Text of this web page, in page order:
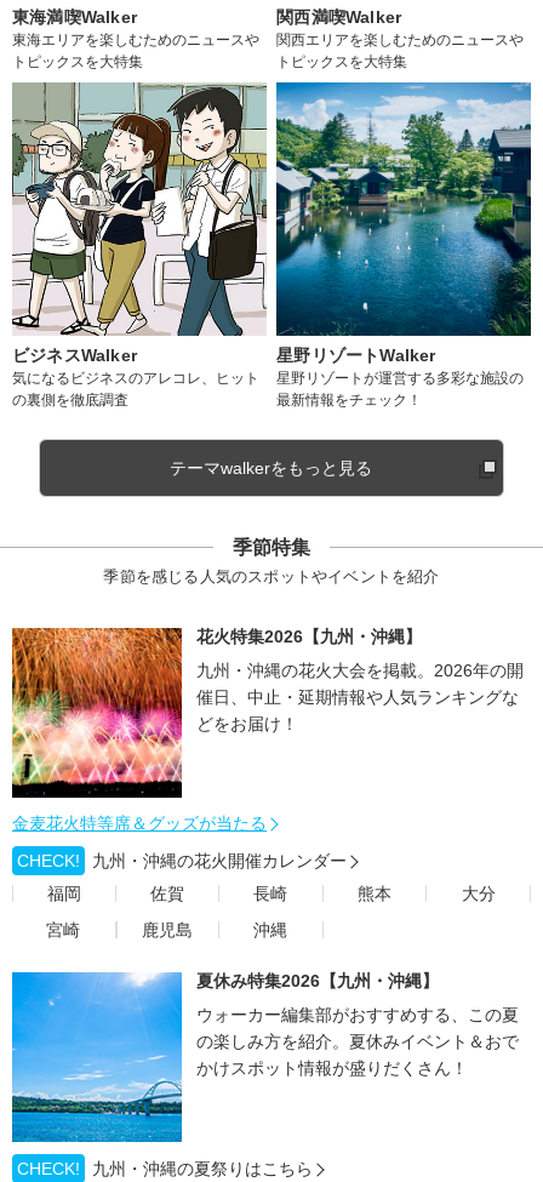
東海満喫Walker
東海エリアを楽しむためのニュースや
トピックスを大特集
関西満喫Walker
関西エリアを楽しむためのニュースや
トピックスを大特集
ビジネスWalker
気になるビジネスのアレコレ、ヒット
の裏側を徹底調査
星野リゾートWalker
星野リゾートが運営する多彩な施設の
最新情報をチェック！
テーマwalkerをもっと見る
季節特集
季節を感じる人気のスポットやイベントを紹介
花火特集2026【九州・沖縄】
九州・沖縄の花火大会を掲載。2026年の開
催日、中止・延期情報や人気ランキングな
どをお届け！
金麦花火特等席＆グッズが当たる
CHECK!
九州・沖縄の花火開催カレンダー
福岡
佐賀 長崎 熊本
大分
宮崎
鹿児島 沖縄
夏休み特集2026【九州・沖縄】
ウォーカー編集部がおすすめする、この夏
の楽しみ方を紹介。夏休みイベント＆おで
かけスポット情報が盛りだくさん！
CHECK!
九州・沖縄の夏祭りはこちら